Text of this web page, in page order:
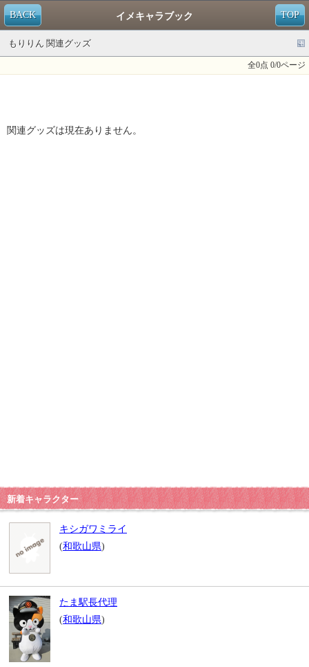
TOP
BACK イメキャラブック
もりりん 関連グッズ
全0点 0/0ページ
関連グッズは現在ありません。
新着キャラクター
キシガワミライ
(和歌山県)
たま駅長代理
(和歌山県)